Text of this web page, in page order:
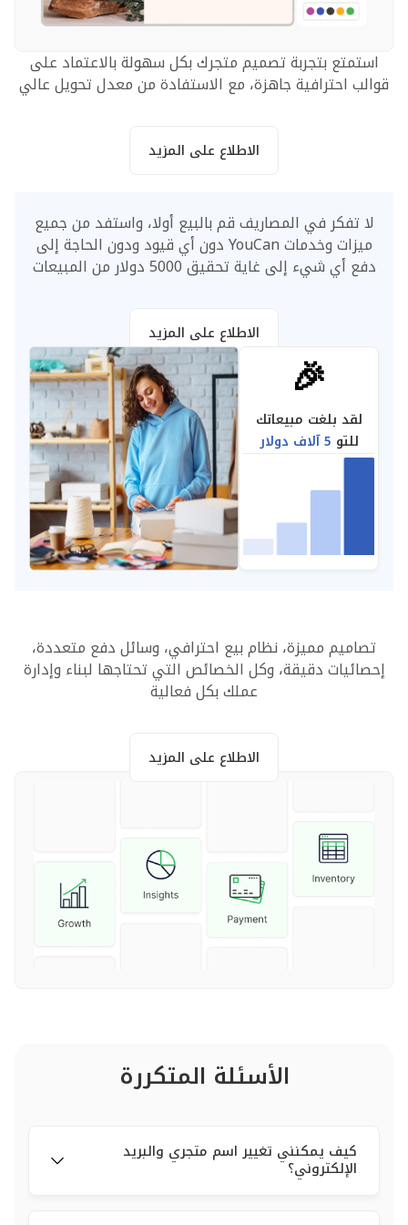
استمتع بتجربة تصميم متجرك بكل سهولة بالاعتماد على
قوالب احترافية جاهزة، مع الاستفادة من معدل تحويل عالي
الاطلاع على المزيد
لا تفكر في المصاريف قم بالبيع أولا، واستفد من جميع
ميزات وخدمات YouCan دون أي قيود ودون الحاجة إلى
دفع أي شيء إلى غاية تحقيق 5000 دولار من المبيعات
الاطلاع على المزيد
🎉
لقد بلغت مبيعاتك
للتو 5 آلاف دولار
تصاميم مميزة، نظام بيع احترافي، وسائل دفع متعددة،
إحصائيات دقيقة، وكل الخصائص التي تحتاجها لبناء وإدارة
عملك بكل فعالية
الاطلاع على المزيد
الأسئلة المتكررة
كيف يمكنني تغيير اسم متجري والبريد
الإلكتروني؟